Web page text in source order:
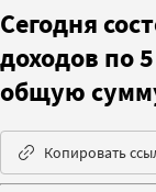
Сегодня
доходов по
общую
Копировать